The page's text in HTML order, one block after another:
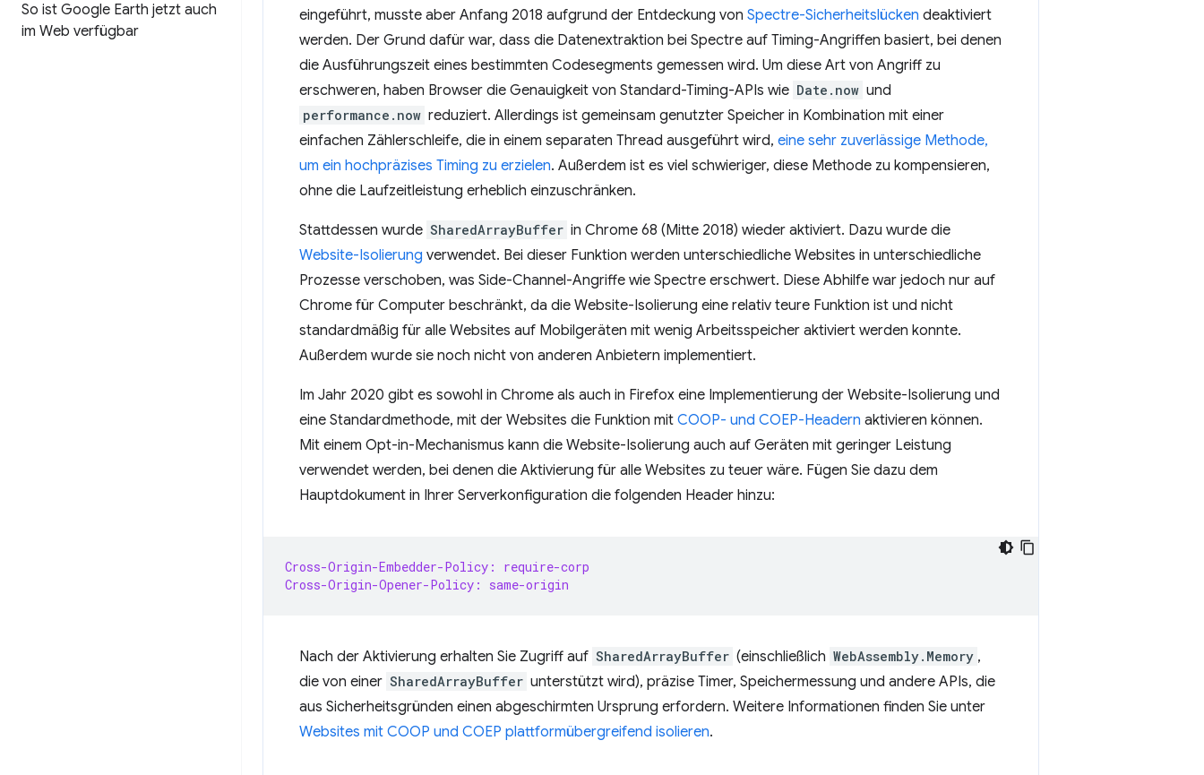
So ist Google Earth jetzt auch
im Web verfügbar
eingeführt, musste aber Anfang 2018 aufgrund der Entdeckung von Spectre-Sicherheitslücken deaktiviert
werden. Der Grund dafür war, dass die Datenextraktion bei Spectre auf Timing-Angriffen basiert, bei denen
die Ausführungszeit eines bestimmten Codesegments gemessen wird. Um diese Art von Angriff zu
erschweren, haben Browser die Genauigkeit von Standard-Timing-APIs wie Date.now und
performance.now reduziert. Allerdings ist gemeinsam genutzter Speicher in Kombination mit einer
einfachen Zählerschleife, die in einem separaten Thread ausgeführt wird, eine sehr zuverlässige Methode,
um ein hochpräzises Timing zu erzielen. Außerdem ist es viel schwieriger, diese Methode zu kompensieren,
ohne die Laufzeitleistung erheblich einzuschränken.
Stattdessen wurde SharedArrayBuffer in Chrome 68 (Mitte 2018) wieder aktiviert. Dazu wurde die
Website-Isolierung verwendet. Bei dieser Funktion werden unterschiedliche Websites in unterschiedliche
Prozesse verschoben, was Side-Channel-Angriffe wie Spectre erschwert. Diese Abhilfe war jedoch nur auf
Chrome für Computer beschränkt, da die Website-Isolierung eine relativ teure Funktion ist und nicht
standardmäßig für alle Websites auf Mobilgeräten mit wenig Arbeitsspeicher aktiviert werden konnte.
Außerdem wurde sie noch nicht von anderen Anbietern implementiert.
Im Jahr 2020 gibt es sowohl in Chrome als auch in Firefox eine Implementierung der Website-Isolierung und
eine Standardmethode, mit der Websites die Funktion mit COOP- und COEP-Headern aktivieren können.
Mit einem Opt-in-Mechanismus kann die Website-Isolierung auch auf Geräten mit geringer Leistung
verwendet werden, bei denen die Aktivierung für alle Websites zu teuer wäre. Fügen Sie dazu dem
Hauptdokument in Ihrer Serverkonfiguration die folgenden Header hinzu:
Cross-Origin-Embedder-Policy: require-corp
Cross-Origin-Opener-Policy: same-origin
Nach der Aktivierung erhalten Sie Zugriff auf SharedArrayBuffer (einschließlich WebAssembly.Memory ,
die von einer SharedArrayBuffer unterstützt wird), präzise Timer, Speichermessung und andere APIs, die
aus Sicherheitsgründen einen abgeschirmten Ursprung erfordern. Weitere Informationen finden Sie unter
Websites mit COOP und COEP plattformübergreifend isolieren.